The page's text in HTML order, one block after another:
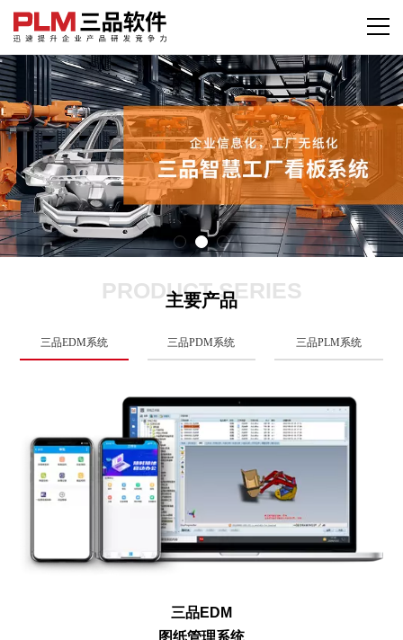
PRODUCT SERIES
主要产品
三品EDM系统 三品PDM系统 三品PLM系统
三品EDM